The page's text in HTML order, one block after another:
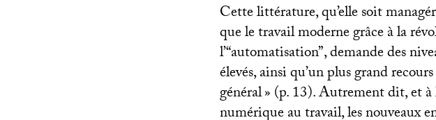
Cette littérature, qu’elle soit
que le travail moderne grâce à la
l’“automatisation”, demande des
élevés, ainsi qu’un plus grand
général» (p. 13). Autrement dit, et à
numérique au travail, les nouveaux